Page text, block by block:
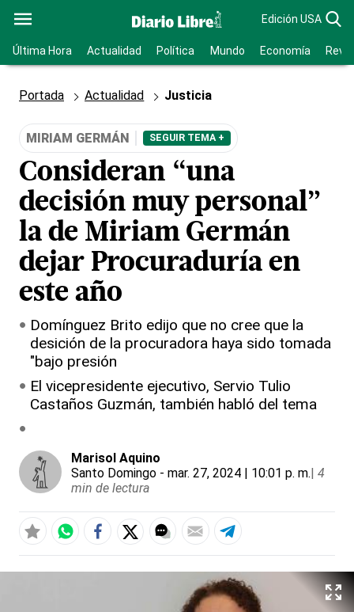
Edición USA
Última Hora Actualidad Política Mundo Economía
Portada Actualidad Justicia
MIRIAM GERMÁN SEGUIR TEMA +
Consideran “una
decisión muy personal”
la de Miriam Germán
dejar Procuraduría en
este año
Domínguez Brito edijo que no cree que la
desición de la procuradora haya sido tomada
"bajo presión
El vicepresidente ejecutivo, Servio Tulio
Castaños Guzmán, también habló del tema
Marisol Aquino
Santo Domingo - mar. 27, 2024 | 10:01 p. m.| 4
min de lectura